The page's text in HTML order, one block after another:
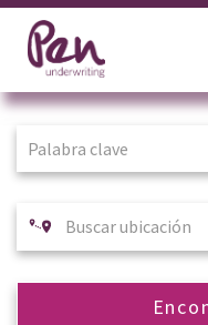
Job Search Page